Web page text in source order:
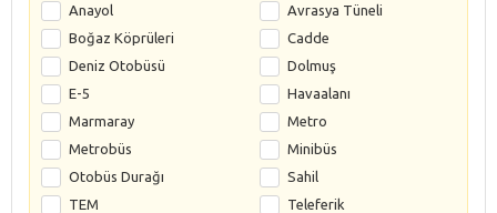
Anayol
Avrasya Tüneli
Boğaz Köprüleri
Cadde
Deniz Otobüsü
Dolmuş
E-5
Havaalanı
Marmaray
Metro
Metrobüs
Minibüs
Otobüs Durağı
Sahil
TEM
Teleferik